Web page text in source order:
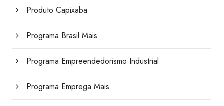
Produto Capixaba
Programa Brasil Mais
Programa Empreendedorismo Industrial
Programa Emprega Mais